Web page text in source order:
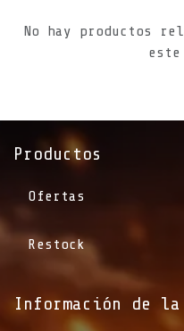
No hay productos
este
Productos
Ofertas
Restock
Información de